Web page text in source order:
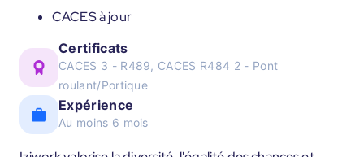
CACES à jour
Certificats
CACES 3 - R489, CACES R484 2 - Pont
roulant/Portique
Expérience
Au moins 6 mois